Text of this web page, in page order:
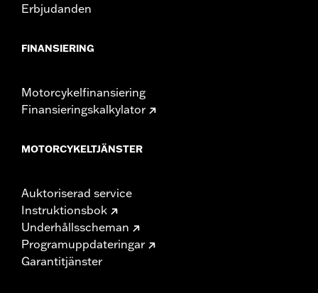
Erbjudanden
FINANSIERING
Motorcykelfinansiering
Finansieringskalkylator
MOTORCYKELTJÄNSTER
Auktoriserad service
Instruktionsbok
Underhållsscheman
Programuppdateringar
Garantitjänster